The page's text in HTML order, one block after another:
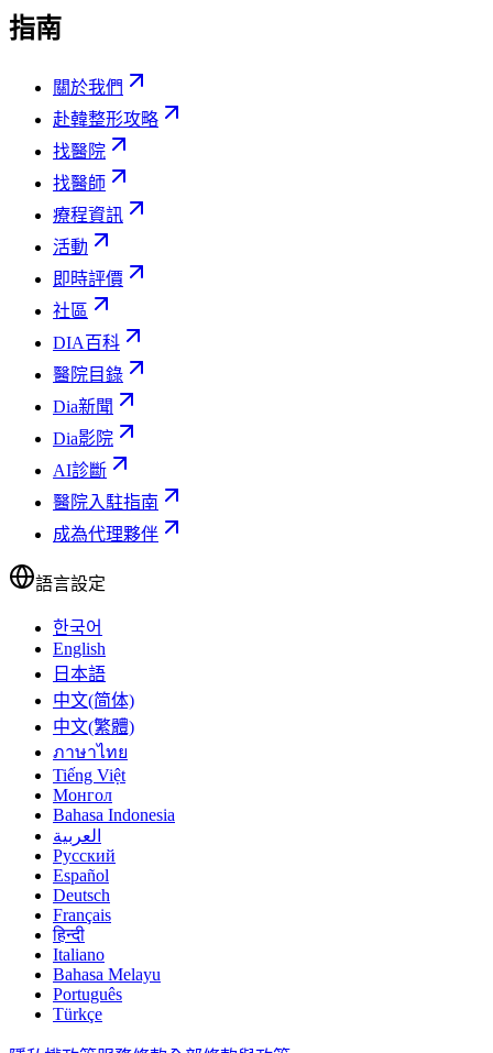
指南
關於我們
赴韓整形攻略
找醫院
找醫師
療程資訊
活動
即時評價
社區
DIA百科
醫院目錄
Dia新聞
Dia影院
AI診斷
醫院入駐指南
成為代理夥伴
語言設定
한국어
English
日本語
中文(简体)
中文(繁體)
ภาษาไทย
Tiếng Việt
Монгол
Bahasa Indonesia
العربية
Русский
Español
Deutsch
Français
हिन्दी
Italiano
Bahasa Melayu
Português
Türkçe